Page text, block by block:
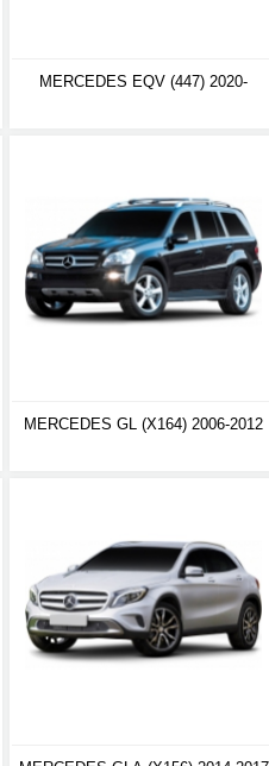
MERCEDES EQV (447) 2020-
MERCEDES GL (X164) 2006-2012